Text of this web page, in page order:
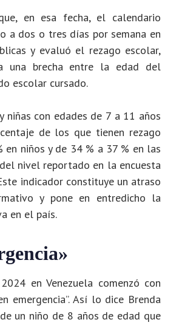
en esa fecha, el calendario
a dos o tres días por semana en
y evaluó el rezago escolar,
una brecha entre la edad del
escolar cursado.
niñas con edades de 7 a 11 años
de los que tienen rezago
en niños y de 34 % a 37 % en las
nivel reportado en la encuesta
indicador constituye un atraso
y pone en entredicho la
en el país.
en Venezuela comenzó con
emergencia”. Así lo dice Brenda
un niño de 8 años de edad que